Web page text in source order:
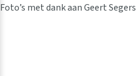
Foto’s met dank aan Geert Segers